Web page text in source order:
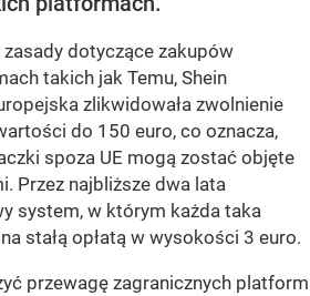
zasady dotyczące zakupów
takich jak Temu, Shein
zlikwidowała zwolnienie
do 150 euro, co oznacza,
spoza UE mogą zostać objęte
Przez najbliższe dwa lata
system, w którym każda taka
stałą opłatą w wysokości 3 euro.
przewagę zagranicznych platform